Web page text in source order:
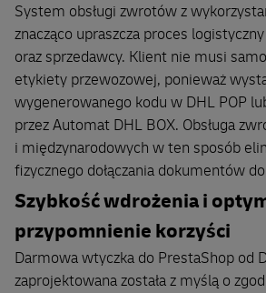
System obsługi zwrotów z
znacząco upraszcza proces
oraz sprzedawcy. Klient nie musi
etykiety przewozowej, ponieważ
wygenerowanego kodu w DHL POP
przez Automat DHL BOX. Obsługa
i międzynarodowych w ten sposób
fizycznego dołączania dokumentów
Szybkość wdrożenia i
przypomnienie korzyści
Darmowa wtyczka do PrestaShop od
zaprojektowana została z myślą o